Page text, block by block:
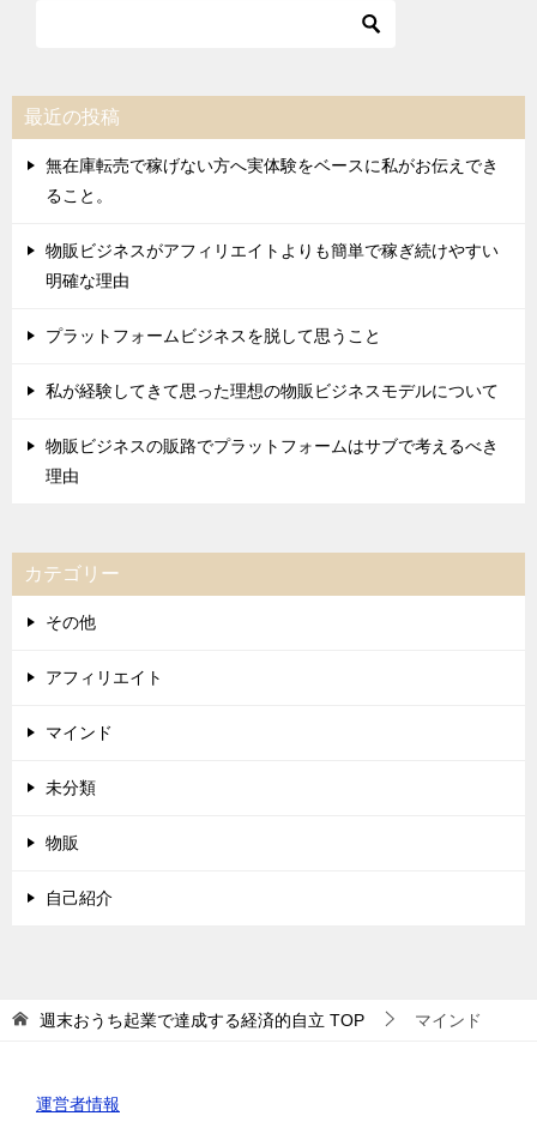
最近の投稿
無在庫転売で稼げない方へ実体験をベースに私がお伝えでき
ること。
物販ビジネスがアフィリエイトよりも簡単で稼ぎ続けやすい
明確な理由
プラットフォームビジネスを脱して思うこと
私が経験してきて思った理想の物販ビジネスモデルについて
物販ビジネスの販路でプラットフォームはサブで考えるべき
理由
カテゴリー
その他
アフィリエイト
マインド
未分類
物販
自己紹介
週末おうち起業で達成する経済的自立 TOP マインド
運営者情報